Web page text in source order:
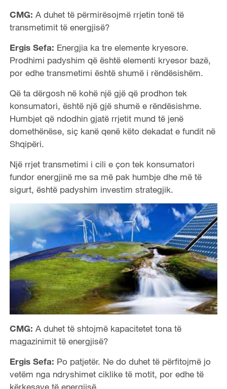
CMG: A duhet të përmirësojmë rrjetin tonë të
transmetimit të energjisë?
Ergis Sefa: Energjia ka tre elemente kryesore.
Prodhimi padyshim që është elementi kryesor bazë,
por edhe transmetimi është shumë i rëndësishëm.
Që ta dërgosh në kohë një gjë që prodhon tek
konsumatori, është një gjë shumë e rëndësishme.
Humbjet që ndodhin gjatë rrjetit mund të jenë
domethënëse, siç kanë qenë këto dekadat e fundit në
Shqipëri.
Një rrjet transmetimi i cili e çon tek konsumatori
fundor energjinë me sa më pak humbje dhe më të
sigurt, është padyshim investim strategjik.
CMG: A duhet të shtojmë kapacitetet tona të
magazinimit të energjisë?
Ergis Sefa: Po patjetër. Ne do duhet të përfitojmë jo
vetëm nga ndryshimet ciklike të motit, por edhe të
kërkesave të energjisë.